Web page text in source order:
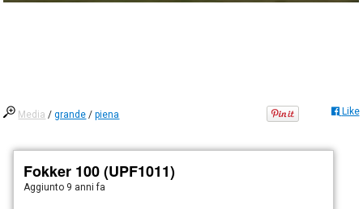
Media /grande /piena Like
Fokker 100 (UPF1011)
Aggiunto 9 anni fa